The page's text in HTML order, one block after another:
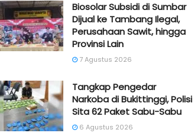
Biosolar Subsidi di Sumbar
Dijual ke Tambang Ilegal,
Perusahaan Sawit, hingga
Provinsi Lain
7 Agustus 2026
Tangkap Pengedar
Narkoba di Bukittinggi, Polisi
Sita 62 Paket Sabu-Sabu
6 Agustus 2026